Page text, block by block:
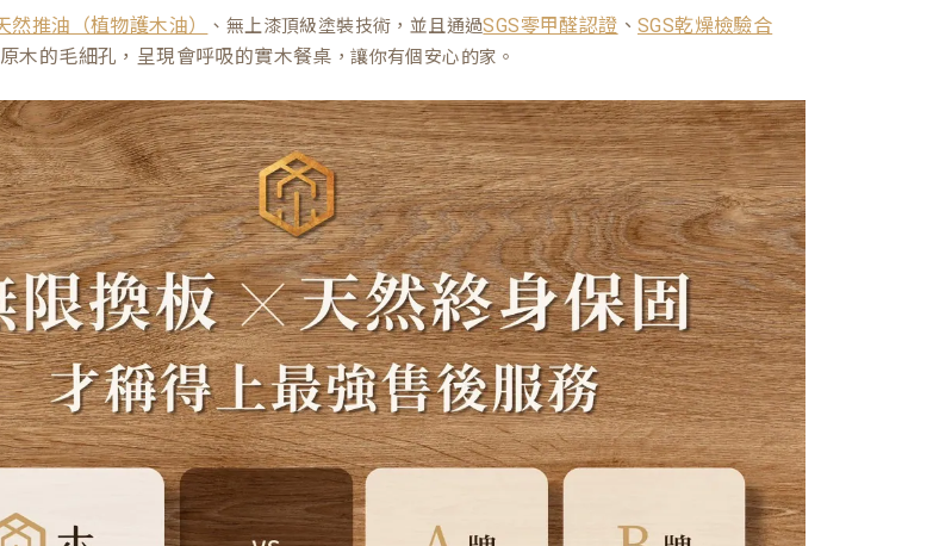
然推油（植物護木油） 、無上漆頂級塗裝技術，並且通過SGS零甲醛認證 、SGS乾燥檢驗合
木的毛細孔，呈現會呼吸的實木餐桌 ，讓你有個安心的家。